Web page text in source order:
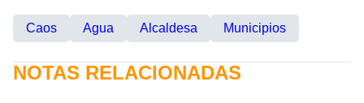
Caos Agua Alcaldesa Municipios
NOTAS RELACIONADAS